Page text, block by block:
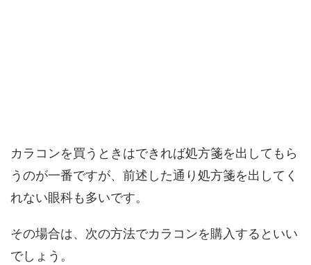
カラコンを買うときはできれば処方箋を出してもら
うのが一番ですが、前述した通り処方箋を出してく
れない眼科も多いです。
その場合は、次の方法でカラコンを購入するといい
でしょう。